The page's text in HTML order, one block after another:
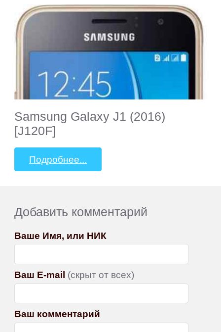
Samsung Galaxy J1 (2016)
[J120F]
Подробнее...
Добавить комментарий
Ваше Имя, или НИК
Ваш E-mail (скрыт от всех)
Ваш комментарий